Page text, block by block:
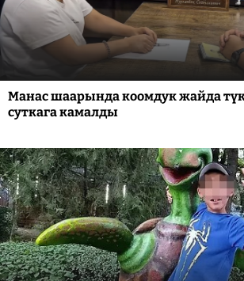
Манас шаарында коомдук жайда
суткага камалды